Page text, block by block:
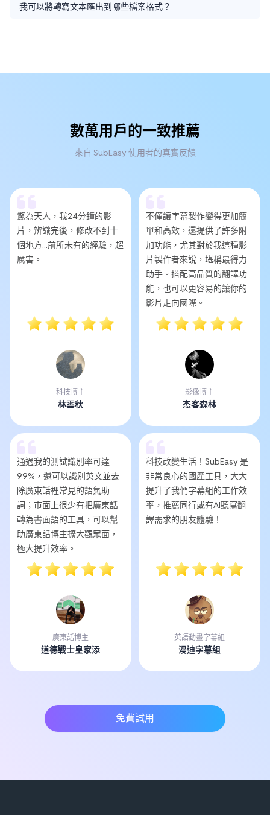
我可以將轉寫文本匯出到哪些檔案格式？
數萬用戶的一致推薦
來自 SubEasy 使用者的真實反饋
驚為天人，我24分鐘的影
片，辨識完後，修改不到十
個地方...前所未有的經驗，超
厲害。
科技博主
林雲秋
不僅讓字幕製作變得更加簡
單和高效，還提供了許多附
加功能，尤其對於我這種影
片製作者來說，堪稱最得力
助手。搭配高品質的翻譯功
能，也可以更容易的讓你的
影片走向國際。
影像博主
杰客森林
通過我的測試識別率可達
99%，還可以識別英文並去
除廣東話裡常見的語氣助
詞；市面上很少有把廣東話
轉為書面語的工具，可以幫
助廣東話博主擴大觀眾面，
極大提升效率。
廣東話博主
道德戰士皇家添
科技改變生活！SubEasy 是
非常良心的國產工具，大大
提升了我們字幕組的工作效
率，推薦同行或有AI聽寫翻
譯需求的朋友體驗！
英語動畫字幕組
漫迪字幕組
免費試用